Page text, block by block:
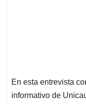
En esta entrevista
informativo de